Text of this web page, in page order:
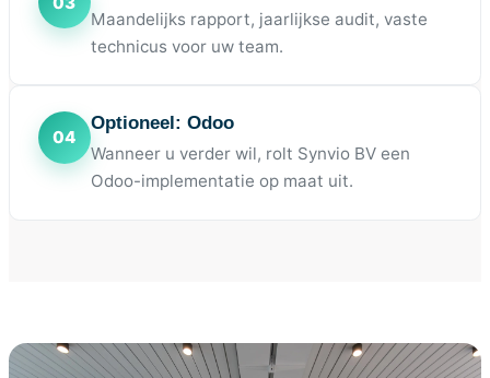
Maandelijks rapport, jaarlijkse audit, vaste
technicus voor uw team.
Optioneel: Odoo
Wanneer u verder wil, rolt Synvio BV een
Odoo-implementatie op maat uit.